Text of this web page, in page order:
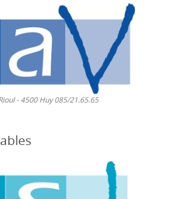
- 4500 Huy 085/21.65.65